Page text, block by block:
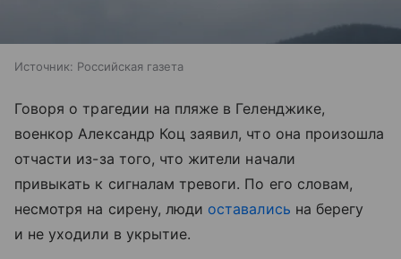
Источник: Российская газета
Говоря о трагедии на пляже в Геленджике,
военкор Александр Коц заявил, что она произошла
отчасти из-за того, что жители начали
привыкать к сигналам тревоги. По его словам,
несмотря на сирену, люди оставались на берегу
и не уходили в укрытие.